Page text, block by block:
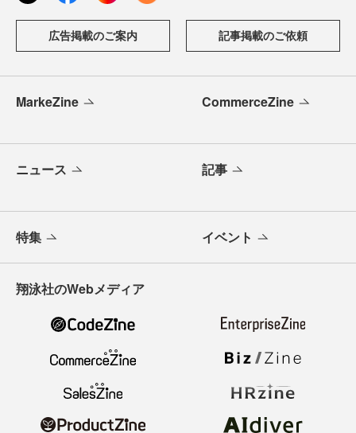
広告掲載のご案内 記事掲載のご依頼
MarkeZine CommerceZine
ニュース 記事
特集 イベント
翔泳社のWebメディア